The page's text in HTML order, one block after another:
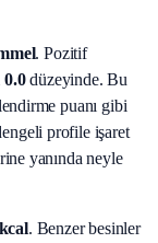
. Pozitif
0.0düzeyinde. Bu
puanı gibi
profile işaret
yanında neyle
. Benzer besinler